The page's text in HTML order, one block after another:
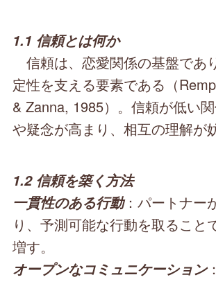
1.1 信頼とは何か
信頼は、恋愛関係の基盤であ
定性を支える要素である（
& Zanna, 1985）。信頼が低い
や疑念が高まり、相互の理解が
1.2 信頼を築く方法
一貫性のある行動：パートナー
り、予測可能な行動を取ること
増す。
オープンなコミュニケーション